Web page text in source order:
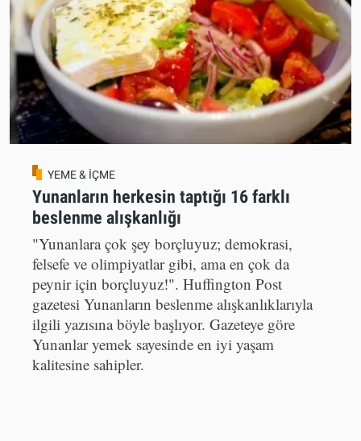
YEME & İÇME
Yunanların herkesin taptığı 16 farklı
beslenme alışkanlığı
"Yunanlara çok şey borçluyuz; demokrasi,
felsefe ve olimpiyatlar gibi, ama en çok da
peynir için borçluyuz!". Huffington Post
gazetesi Yunanların beslenme alışkanlıklarıyla
ilgili yazısına böyle başlıyor. Gazeteye göre
Yunanlar yemek sayesinde en iyi yaşam
kalitesine sahipler.